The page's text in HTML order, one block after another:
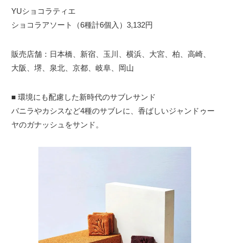
YUショコラティエ
ショコラアソート（6種計6個入）3,132円
販売店舗：日本橋、新宿、玉川、横浜、大宮、柏、高崎、
大阪、堺、泉北、京都、岐阜、岡山
■ 環境にも配慮した新時代のサブレサンド
バニラやカシスなど4種のサブレに、香ばしいジャンドゥー
ヤのガナッシュをサンド。